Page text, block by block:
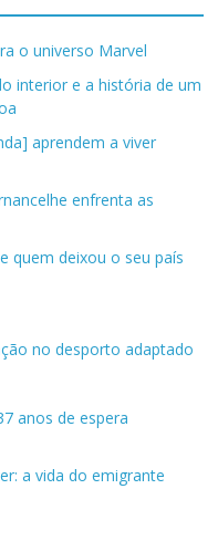
o universo Marvel
interior e a história de um
aprendem a viver
enfrenta as
quem deixou o seu país
no desporto adaptado
anos de espera
a vida do emigrante